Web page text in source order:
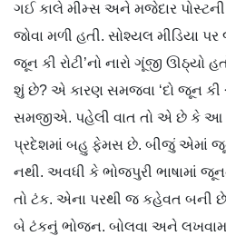
ગઈ કાલે મીમ્સ અને મજેદાર પોસ્ટની
જોવા મળી હતી. સોશ્યલ મીડિયા
જૂન કી રોટી’નો નારો ગૂંજી ઊઠ્યો
શું છે? એ કારણ સમજવા ‘દો જૂન કી
સમજીએ. પહેલી વાત તો એ છે કે આ
પ્રદેશમાં બહુ ફેમસ છે. બીજું એમાં
નથી. અવધી કે ભોજપુરી ભાષામાં
તો ટંક. એના પરથી જ કહેવત બની
બે ટંકનું ભોજન. બોલવા અને